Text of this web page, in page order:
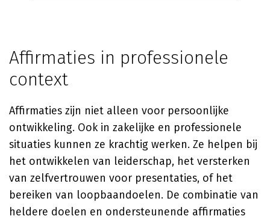
Affirmaties in professionele
context
Affirmaties zijn niet alleen voor persoonlijke
ontwikkeling. Ook in zakelijke en professionele
situaties kunnen ze krachtig werken. Ze helpen bij
het ontwikkelen van leiderschap, het versterken
van zelfvertrouwen voor presentaties, of het
bereiken van loopbaandoelen. De combinatie van
heldere doelen en ondersteunende affirmaties